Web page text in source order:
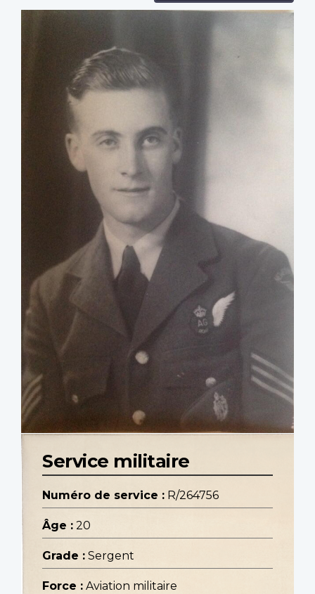
Service militaire
Numéro de service : R/264756
Âge : 20
Grade : Sergent
Force : Aviation militaire